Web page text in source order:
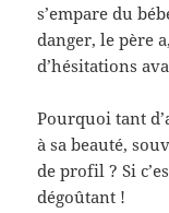
s’empare du
danger, le père
d’hésitations
Pourquoi tant
à sa beauté,
de profil ? Si
dégoûtant !